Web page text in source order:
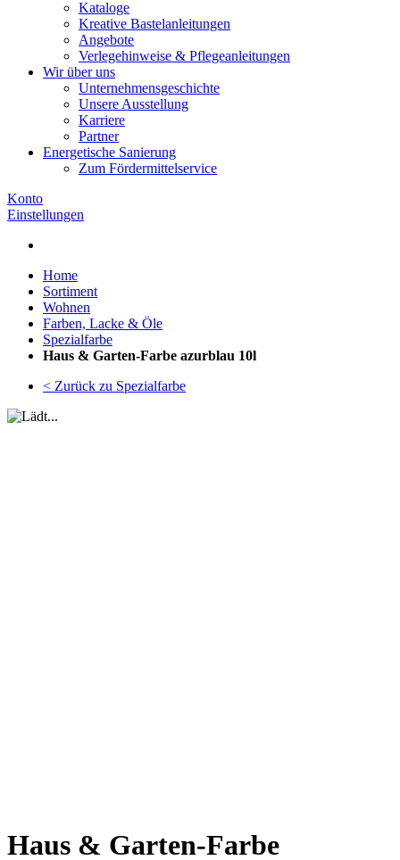
Kataloge
Kreative Bastelanleitungen
Angebote
Verlegehinweise & Pflegeanleitungen
Wir über uns
Unternehmensgeschichte
Unsere Ausstellung
Karriere
Partner
Energetische Sanierung
Zum Fördermittelservice
Konto
Einstellungen
Home
Sortiment
Wohnen
Farben, Lacke & Öle
Spezialfarbe
Haus & Garten-Farbe azurblau 10l
< Zurück zu Spezialfarbe
Haus & Garten-Farbe